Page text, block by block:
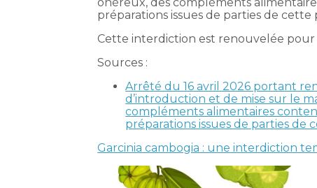
onéreux, des compléments
préparations issues de parties de cette
Cette interdiction est renouvelée
Sources :
Arrêté du 16 avril 2026 portant
d’introduction et de mise sur le
compléments alimentaires
préparations issues de parties de
Garcinia cambogia : une interdiction